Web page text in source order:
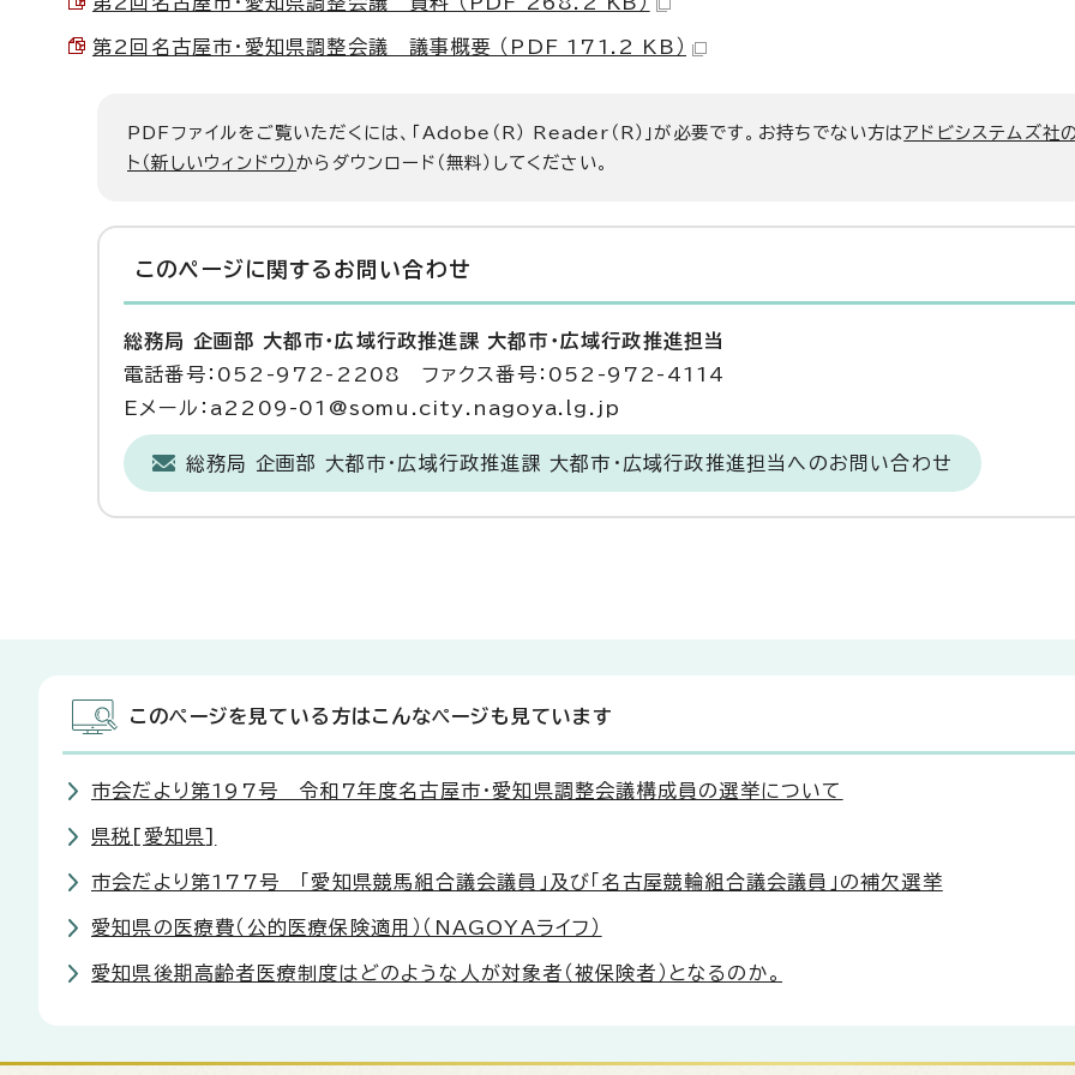
第2回名古屋市・愛知県調整会議 議事概要 （PDF 171.2 KB）
PDFファイルをご覧いただくには、「Adobe（R） Reader（R）」が必要です。お持ちでない方はアドビシステムズ社
ト（新しいウィンドウ）からダウンロード（無料）してください。
このページに関する お問い合わせ
総務局 企画部 大都市・広域行政推進課 大都市・広域行政推進担当
電話番号：052-972-2208 ファクス番号：052-972-4114
Eメール：a2209-01@somu.city.nagoya.lg.jp
総務局 企画部 大都市・広域行政推進課 大都市・広域行政推進担当へのお問い合わせ
このページを見ている方はこんなページも見ています
市会だより第197号 令和7年度名古屋市・愛知県調整会議構成員の選挙について
県税[愛知県]
市会だより第177号 「愛知県競馬組合議会議員」及び「名古屋競輪組合議会議員」の補欠選挙
愛知県の医療費（公的医療保険適用）（NAGOYAライフ）
愛知県後期高齢者医療制度はどのような人が対象者（被保険者）となるのか。